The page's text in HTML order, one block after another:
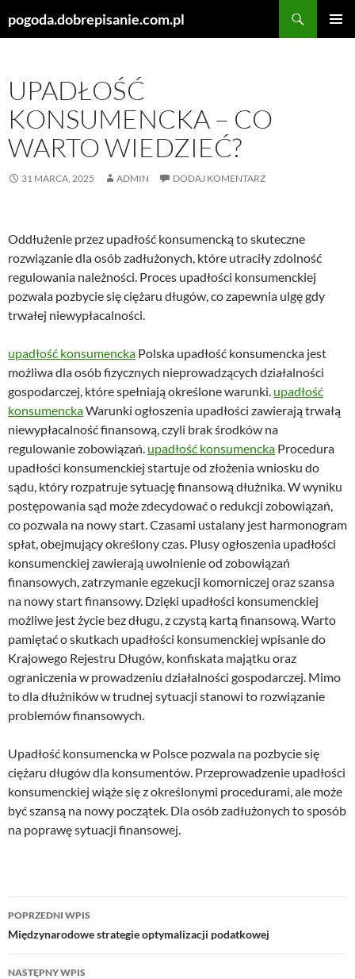
pogoda.dobrepisanie.com.pl
UPADŁOŚĆ
KONSUMENCKA – CO
WARTO WIEDZIEĆ?
31 MARCA, 2025 ADMIN DODAJ KOMENTARZ
Oddłużenie przez upadłość konsumencką to skuteczne
rozwiązanie dla osób zadłużonych, które utraciły zdolność
regulowania należności. Proces upadłości konsumenckiej
pozwala pozbycie się ciężaru długów, co zapewnia ulgę gdy
trwałej niewypłacalności.
upadłość konsumencka Polska upadłość konsumencka jest
możliwa dla osób fizycznych nieprowadzących działalności
gospodarczej, które spełniają określone warunki. upadłość
konsumenckaWarunki ogłoszenia upadłości zawierają trwałą
niewypłacalność finansową, czyli brak środków na
regulowanie zobowiązań. upadłość konsumencka Procedura
upadłości konsumenckiej startuje od złożenia wniosku do
sądu, który rozpatruje sytuację finansową dłużnika. W wyniku
postępowania sąd może zdecydować o redukcji zobowiązań,
co pozwala na nowy start. Czasami ustalany jest harmonogram
spłat, obejmujący określony czas. Plusy ogłoszenia upadłości
konsumenckiej zawierają uwolnienie od zobowiązań
finansowych, zatrzymanie egzekucji komorniczej oraz szansa
na nowy start finansowy. Dzięki upadłości konsumenckiej
możliwe jest życie bez długu, z czystą kartą finansową. Warto
pamiętać o skutkach upadłości konsumenckiej wpisanie do
Krajowego Rejestru Długów, konfiskata majątku oraz
ograniczenia w prowadzeniu działalności gospodarczej. Mimo
to dla dłużników w trudnej sytuacji stanowi to rozwiązanie
problemów finansowych.
Upadłość konsumencka w Polsce pozwala na pozbycie się
ciężaru długów dla konsumentów. Przeprowadzenie upadłości
konsumenckiej wiąże się z określonymi procedurami, ale może
być szansą na nowy początek. Dla osób zadłużonych to sposób
na poprawę sytuacji finansowej.
Nawigacja
wpisu
POPRZEDNI WPIS
Międzynarodowe strategie optymalizacji podatkowej
NASTĘPNY WPIS